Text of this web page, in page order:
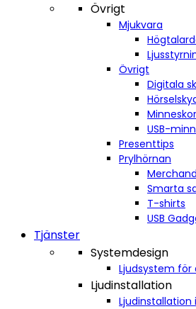
Övrigt
Mjukvara
Övrigt
Digitala
USB-
Presenttips
Prylhörnan
Smarta
T-shirts
USB
Tjänster
Systemdesign
Ljudsystem för
Ljudinstallation